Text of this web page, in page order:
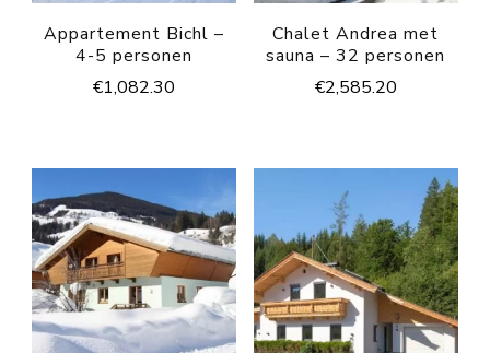
Appartement Bichl –
4-5 personen
€1,082.30
Chalet Andrea met
sauna – 32 personen
€2,585.20